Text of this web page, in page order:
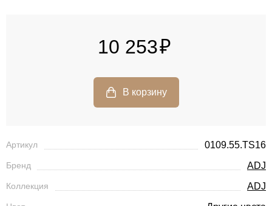
Артикул 0109.55.TS16
Бренд ADJ
Коллекция ADJ
10 253